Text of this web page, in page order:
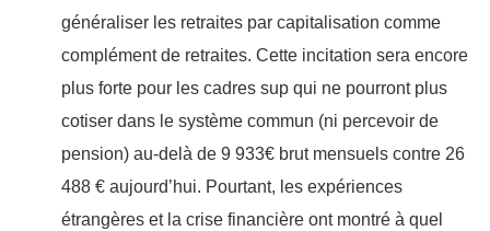
généraliser les retraites par capitalisation comme
complément de retraites. Cette incitation sera encore
plus forte pour les cadres sup qui ne pourront plus
cotiser dans le système commun (ni percevoir de
pension) au-delà de 9 933€ brut mensuels contre 26
488 € aujourd’hui. Pourtant, les expériences
étrangères et la crise financière ont montré à quel